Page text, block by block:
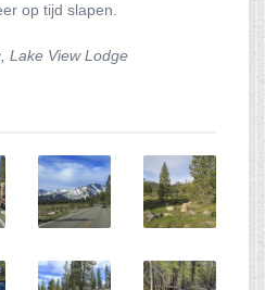
op tijd slapen.
Lake View Lodge